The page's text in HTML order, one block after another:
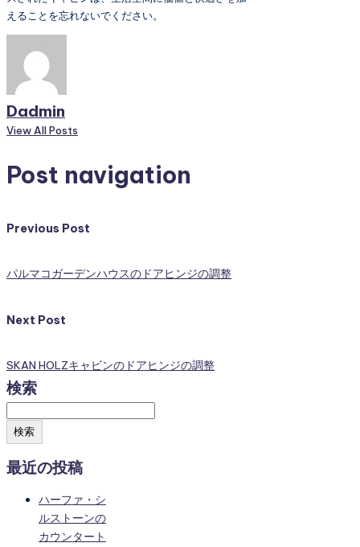
えることを忘れないでください。
Dadmin
View All Posts
Post navigation
Previous Post
パルマコガーデンハウスのドアヒンジの調整
Next Post
SKAN HOLZキャビンのドアヒンジの調整
検索
検索
最近の投稿
ハーファ・シ
ルストーンの
カウンタート